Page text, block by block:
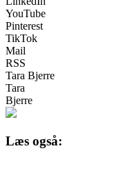
YouTube
Pinterest
TikTok
Mail
RSS
Tara Bjerre
Tara
Bjerre
Læs også: